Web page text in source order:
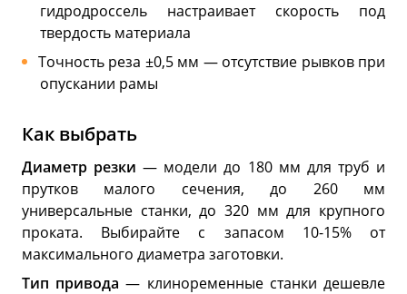
гидродроссель настраивает скорость под
твердость материала
Точность реза ±0,5 мм — отсутствие рывков при
опускании рамы
Как выбрать
Диаметр резки — модели до 180 мм для труб и
прутков малого сечения, до 260 мм
универсальные станки, до 320 мм для крупного
проката. Выбирайте с запасом 10-15% от
максимального диаметра заготовки.
Тип привода — клиноременные станки дешевле